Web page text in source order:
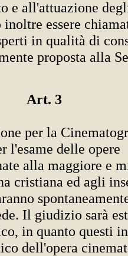
e all'attuazione
essere
in qualità di
proposta alla
Art. 3
per la
l'esame delle opere
alla maggiore e
cristiana ed agli
Il giudizio sarà
in quanto questi
dell'opera